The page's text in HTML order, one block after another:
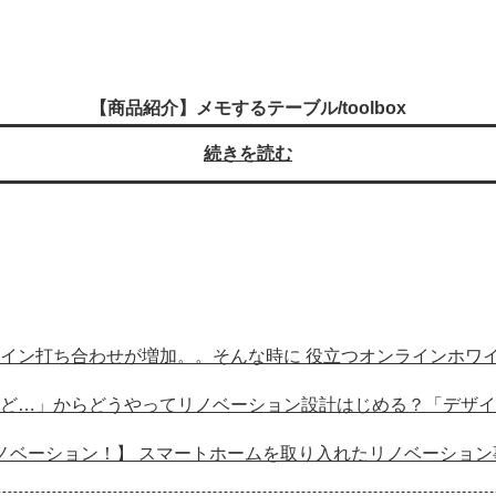
【商品紹介】メモするテーブル/toolbox
続きを読む
ン打ち合わせが増加。。そんな時に 役立つオンラインホワ
…」からどうやってリノベーション設計はじめる？「デザ
ベーション！】 スマートホームを取り入れたリノベーショ